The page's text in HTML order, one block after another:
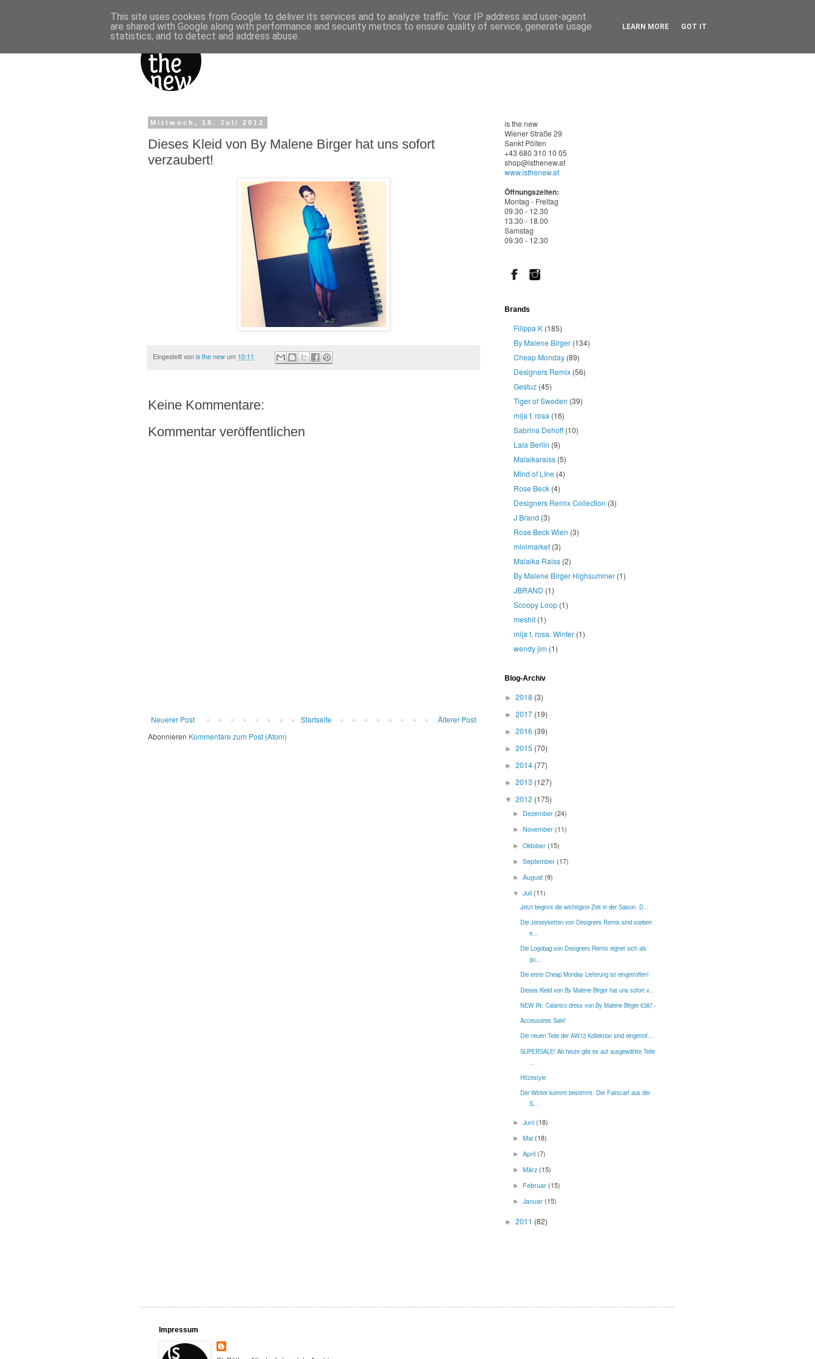
Mittwoch, 18. Juli 2012
Dieses Kleid von By Malene Birger hat uns sofort
verzaubert!
Eingestellt von is the new um 10:11
Keine Kommentare:
Kommentar veröffentlichen
Neuerer Post Älterer Post
Startseite
Abonnieren Kommentare zum Post (Atom)
is the new
WienerStraße 29
Sankt Pölten
+43 680 310 10 05
shop@isthenew.at
www.isthenew.at
Öffnungszeiten:
Montag - Freitag
09.30 - 12.30
13.30 - 18.00
Samstag
09.30 - 12.30
Brands
Filippa K (185)
By Malene Birger (134)
Cheap Monday (89)
Designers Remix (56)
Gestuz (45)
Tiger of Sweden (39)
mija t. rosa (16)
Sabrina Dehoff (10)
Lala Berlin (9)
Malaikaraiss (5)
Mind of LIne (4)
Rose Beck (4)
Designers Remix Collection (3)
J Brand (3)
Rose Beck Wien (3)
minimarket (3)
Malaika Raiss (2)
By Malene Birger Highsummer (1)
JBRAND (1)
Scoopy Loop (1)
meshit (1)
mija t. rosa. Winter (1)
wendy jim (1)
Blog-Archiv
► 2018 (3)
► 2017 (19)
► 2016 (39)
► 2015 (70)
► 2014 (77)
► 2013 (127)
▼ 2012 (175)
► Dezember (24)
► November (11)
► Oktober (15)
► September (17)
► August (9)
▼ Juli (11)
Jetzt beginnt die wichtigste Zeit in der Saison. D...
Die Jerseyketten von Designers Remix sind soeben
e...
Die Logobag von Designers Remix eignet sich als
gu...
Die erste Cheap Monday Lieferung ist eingetroffen!
Dieses Kleid von By Malene Birger hat uns sofort v...
NEW IN: Calanico dress von By Malene Birger €387,-
Accessoires Sale!
Die neuen Teile der AW12 Kollektion sind eingetrof...
SUPERSALE! Ab heute gibt es auf ausgewählte Teile
Hitzestyle
Der Winter kommt bestimmt. Der Fairscarf aus der
S...
► Juni (18)
► Mai (18)
► April (7)
► März (15)
► Februar (15)
► Januar (15)
► 2011 (82)
Impressum
This site uses cookies from Google to deliver its services and to analyze traffic. Your IP address and user-agent
are shared with Google along with performance and security metrics to ensure quality of service, generate usage
statistics, and to detect and address abuse.
LEARN MORE GOT IT